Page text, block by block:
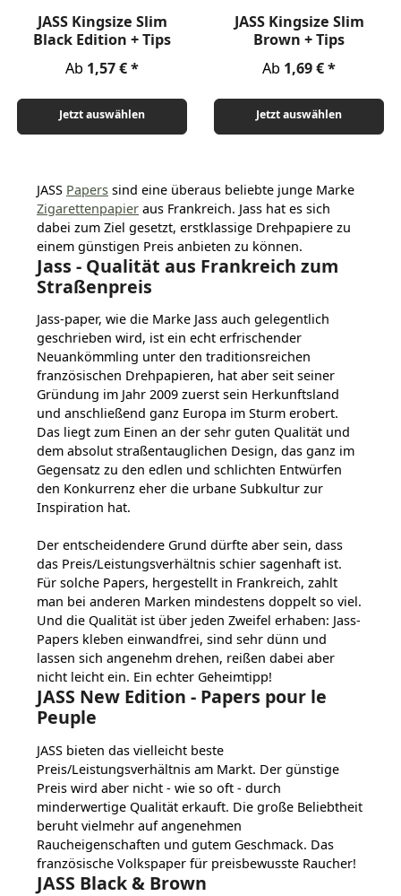
JASS Kingsize Slim
Black Edition + Tips
Regulärer Preis:
Ab 1,57 €
Jetzt auswählen
JASS Kingsize Slim
Brown + Tips
Regulärer Preis:
Ab 1,69 €
Jetzt auswählen
JASS Papers sind eine überaus beliebte junge Marke
Zigarettenpapier aus Frankreich. Jass hat es sich
dabei zum Ziel gesetzt, erstklassige Drehpapiere zu
einem günstigen Preis anbieten zu können.
Jass - Qualität aus Frankreich zum
Straßenpreis
Jass-paper, wie die Marke Jass auch gelegentlich
geschrieben wird, ist ein echt erfrischender
Neuankömmling unter den traditionsreichen
französischen Drehpapieren, hat aber seit seiner
Gründung im Jahr 2009 zuerst sein Herkunftsland
und anschließend ganz Europa im Sturm erobert.
Das liegt zum Einen an der sehr guten Qualität und
dem absolut straßentauglichen Design, das ganz im
Gegensatz zu den edlen und schlichten Entwürfen
den Konkurrenz eher die urbane Subkultur zur
Inspiration hat.
Der entscheidendere Grund dürfte aber sein, dass
das Preis/Leistungsverhältnis schier sagenhaft ist.
Für solche Papers, hergestellt in Frankreich, zahlt
man bei anderen Marken mindestens doppelt so viel.
Und die Qualität ist über jeden Zweifel erhaben: Jass-
Papers kleben einwandfrei, sind sehr dünn und
lassen sich angenehm drehen, reißen dabei aber
nicht leicht ein. Ein echter Geheimtipp!
JASS New Edition - Papers pour le
Peuple
JASS bieten das vielleicht beste
Preis/Leistungsverhältnis am Markt. Der günstige
Preis wird aber nicht - wie so oft - durch
minderwertige Qualität erkauft. Die große Beliebtheit
beruht vielmehr auf angenehmen
Raucheigenschaften und gutem Geschmack. Das
französische Volkspaper für preisbewusste Raucher!
JASS Black & Brown